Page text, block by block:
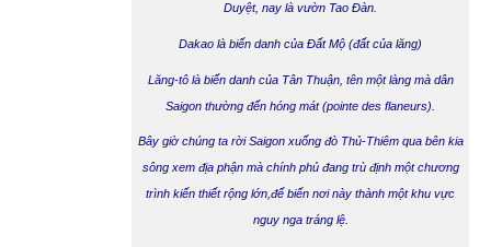
Duyệt, nay là vườn Tao Đàn.
Dakao là biến danh của Đất Mộ (đất của lăng)
Lăng-tô là biến danh của Tân Thuận, tên một làng mà dân
Saigon thường đến hóng mát (pointe des flaneurs).
Bây giờ chúng ta rời Saigon xuống đò Thủ-Thiêm qua bên kia
sông xem địa phận mà chính phủ đang trù định một chương
trình kiến thiết rộng lớn,để biến nơi này thành một khu vực
nguy nga tráng lệ.